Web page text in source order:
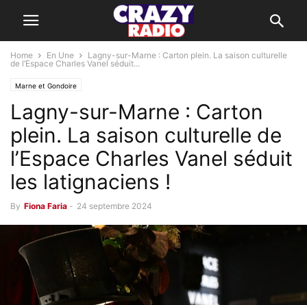
Home En Une
Lagny-sur-Marne : Carton plein. La saison culturelle
de l’Espace Charles Vanel séduit...
Marne et Gondoire
Lagny-sur-Marne : Carton
plein. La saison culturelle de
l’Espace Charles Vanel séduit
les latignaciens !
By Fiona Faria - 24 septembre 2024